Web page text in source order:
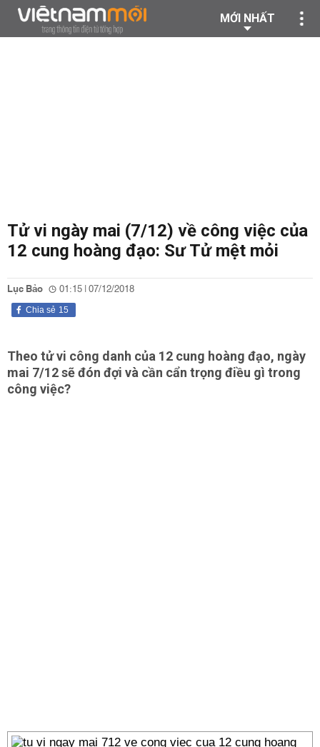
MỚI NHẤT
Tử vi ngày mai (7/12) về công việc của
12 cung hoàng đạo: Sư Tử mệt mỏi
Lục Bảo 01:15 | 07/12/2018
15
Chia sẻ
Theo tử vi công danh của 12 cung hoàng đạo, ngày
mai 7/12 sẽ đón đợi và cần cẩn trọng điều gì trong
công việc?